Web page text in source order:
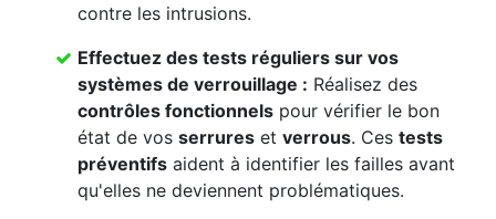
contre les intrusions.
Effectuez des tests réguliers sur vos
systèmes de verrouillage : Réalisez des
contrôles fonctionnels pour vérifier le bon
état de vos serrures et verrous. Ces tests
préventifs aident à identifier les failles avant
qu'elles ne deviennent problématiques.